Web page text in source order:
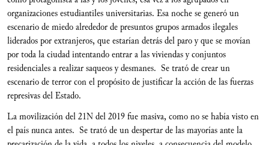
organizaciones estudiantiles universitarias. Esa noche se generó un
escenario de miedo alrededor de presuntos grupos armados ilegales
liderados por extranjeros, que estarían detrás del paro y que se movían
por toda la ciudad intentando entrar a las viviendas y conjuntos
residenciales a realizar saqueos y desmanes. Se trató de crear un
escenario de terror con el propósito de justificar la acción de las fuerzas
represivas del Estado.
La movilización del 21N del 2019 fue masiva, como no se había visto en
el país nunca antes. Se trató de un despertar de las mayorías ante la